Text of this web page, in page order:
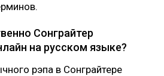
Сонграйтер
на русском языке?
рэпа в Сонграйтере